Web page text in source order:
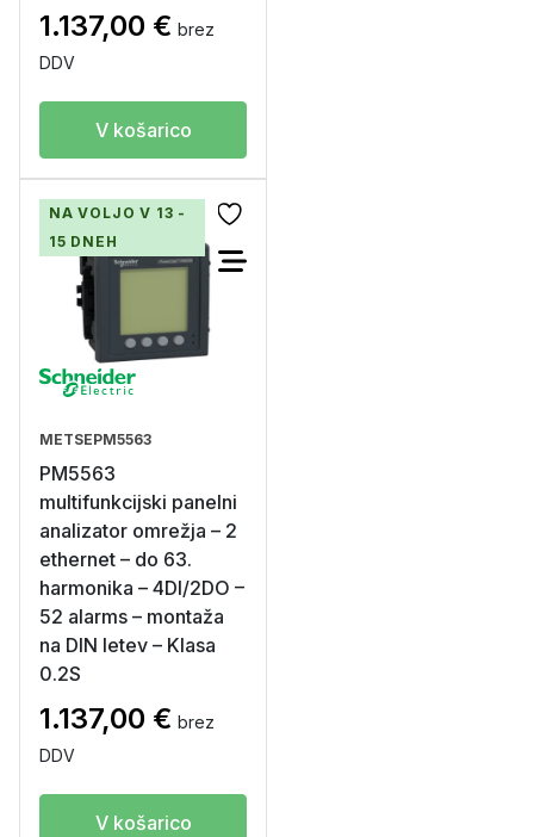
1.137,00 € brez
DDV
V košarico
NA VOLJO V 13 -
15 DNEH
METSEPM5563
PM5563
multifunkcijski panelni
analizator omrežja – 2
ethernet – do 63.
harmonika – 4DI/2DO –
52 alarms – montaža
na DIN letev – Klasa
0.2S
1.137,00 € brez
DDV
V košarico